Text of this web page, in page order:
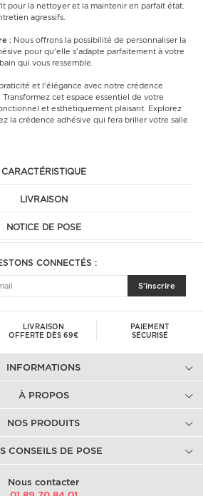
pour la nettoyer et la maintenir en parfait état.
agressifs.
: Nous offrons la possibilité de personnaliser la
pour qu'elle s'adapte parfaitement à votre
qui vous ressemble.
et l'élégance avec notre crédence
cet espace essentiel de votre
et esthétiquement plaisant. Explorez
la crédence adhésive qui fera briller votre salle
CARACTÉRISTIQUE
LIVRAISON
NOTICE DE POSE
CONNECTÉS :
S'inscrire
LIVRAISON
OFFERTE DÈS 69€
PAIEMENT
SÉCURISÉ
INFORMATIONS
À PROPOS
NOS PRODUITS
CONSEILS DE POSE
Nous contacter